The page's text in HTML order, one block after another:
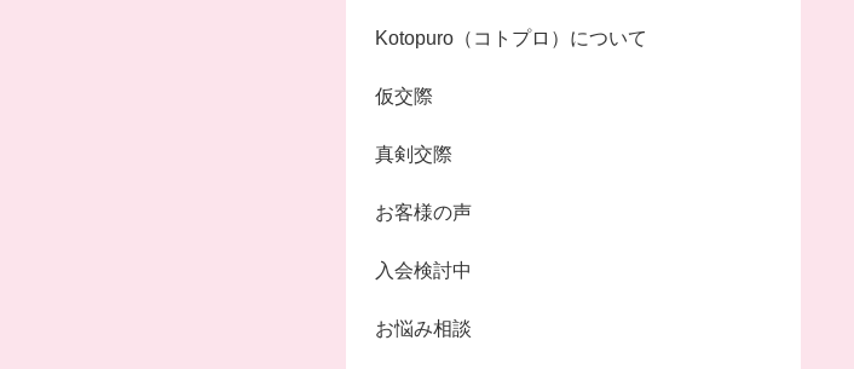
Kotopuro（コトプロ）について
仮交際
真剣交際
お客様の声
入会検討中
お悩み相談